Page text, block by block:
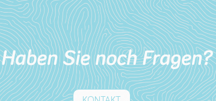
Haben Sie noch Fragen?